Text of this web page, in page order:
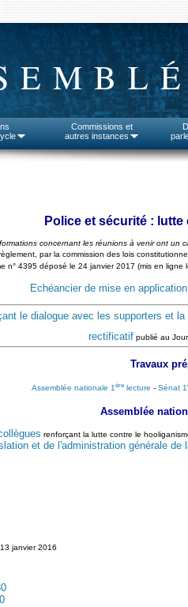
Commissions et
autres instances
Police et sécurité :
concernant les réunions à venir ont un
par la commission des lois
4395 déposé le 24 janvier 2017 (mis en ligne
Echéancier de mise en
le dialogue avec les supporters et
rectificatif publié au
Travaux
Assemblée nationale 1 èrelecture - Sénat 1
Assemblée
renforçant la lutte contre le
et de l'administration générale de
janvier 2016